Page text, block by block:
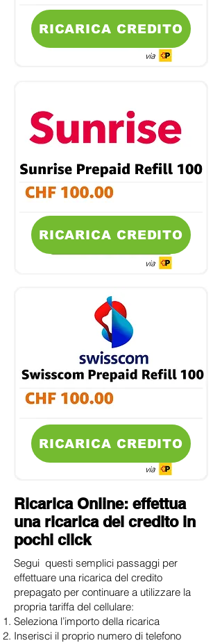
RICARICA CREDITO
RICARICA CREDITO
RICARICA CREDITO
Ricarica Online: effettua
una ricarica del credito in
pochi click
Segui questi semplici passaggi per
effettuare una ricarica del credito
prepagato per continuare a utilizzare la
propria tariffa del cellulare:
Seleziona l’importo della ricarica
Inserisci il proprio numero di telefono